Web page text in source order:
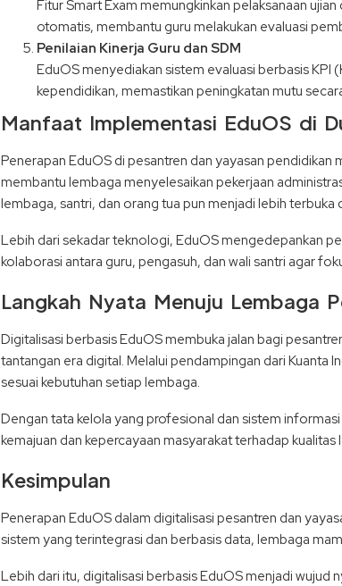
Fitur Smart Exam memungkinkan pelaksanaan
otomatis, membantu guru melakukan evaluasi
Penilaian Kinerja Guru dan SDM
EduOS menyediakan sistem evaluasi berbasis
kependidikan, memastikan peningkatan mutu
Manfaat Implementasi EduOS di
Penerapan EduOS di pesantren dan yayasan
membantu lembaga menyelesaikan pekerjaan
lembaga, santri, dan orang tua pun menjadi lebih terbuka
Lebih dari sekadar teknologi, EduOS mengedepankan
kolaborasi antara guru, pengasuh, dan wali santri agar
Langkah Nyata Menuju Lembaga
Digitalisasi berbasis EduOS membuka jalan bagi
tantangan era digital. Melalui pendampingan dari Kuanta
sesuai kebutuhan setiap lembaga.
Dengan tata kelola yang profesional dan sistem
kemajuan dan kepercayaan masyarakat terhadap kualitas
Kesimpulan
Penerapan EduOS dalam digitalisasi pesantren dan
sistem yang terintegrasi dan berbasis data, lembaga
Lebih dari itu, digitalisasi berbasis EduOS menjadi wujud